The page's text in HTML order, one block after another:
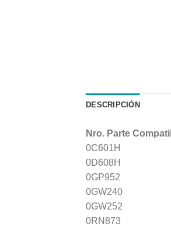
DESCRIPCIÓN
Nro. Parte
0C601H
0D608H
0GP952
0GW240
0GW252
0RN873